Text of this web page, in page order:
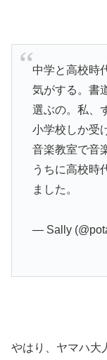
中学と高校時
気がする。書
選ぶの。私、
小学校しか受
音楽教室で音
うちに高校時
ました。
— Sally
やはり、ヤマハ大